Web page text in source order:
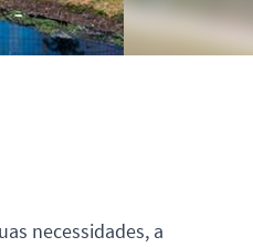
necessidades, a